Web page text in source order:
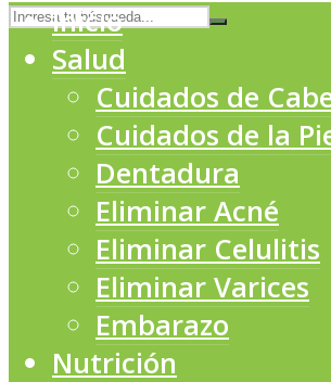
Inicio
Salud
Cuidados de
Cuidados de la
Dentadura
Eliminar Acné
Eliminar Celulitis
Eliminar Varices
Embarazo
Nutrición